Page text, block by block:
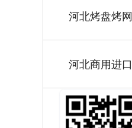
河北烤盘烤网
河北商用进口